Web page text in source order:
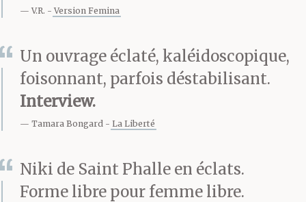
possible quelque vingt
ans plus tard, après
l’avoir coincée menacée
violée à plusieurs
reprises dans les trop
nombreux coins
sombres de la maison
V.R. Version Femina
Un ouvrage éclaté, kaléidoscopique,
foisonnant, parfois déstabilisant.
Interview.
Tamara Bongard La Liberté
Niki de Saint Phalle en éclats.
Forme libre pour femme libre.